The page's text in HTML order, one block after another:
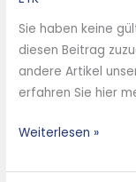
Sie haben keine
diesen Beitrag
andere Artikel
erfahren Sie hier
Abfallbehandlung
Weiterlesen »